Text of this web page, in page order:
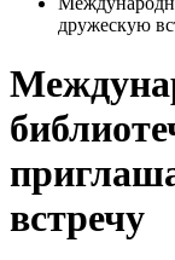
дружескую
встречу